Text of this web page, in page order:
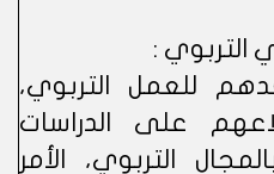
التربوي :
للعمل التربوي،
على الدراسات
التربوي، الأمر